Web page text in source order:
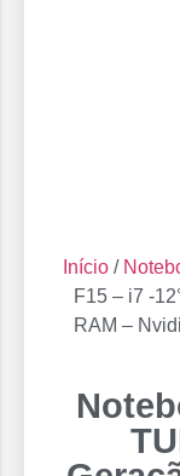
Início /
F15 – i7 -
RAM –